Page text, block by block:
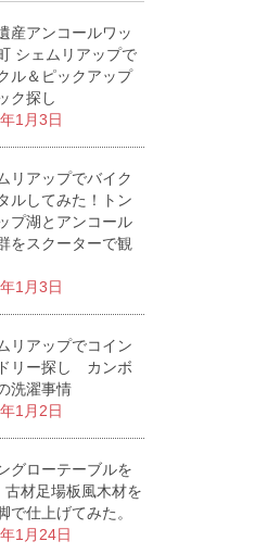
産アンコールワッ
シェムリアップで
ル＆ピックアップ
ク探し
1月3日
リアップでバイク
ルしてみた！トン
プ湖とアンコール
をスクーターで観
1月3日
リアップでコイン
リー探し カンボ
洗濯事情
1月2日
グローテーブルを
古材足場板風木材を
で仕上げてみた。
1月24日